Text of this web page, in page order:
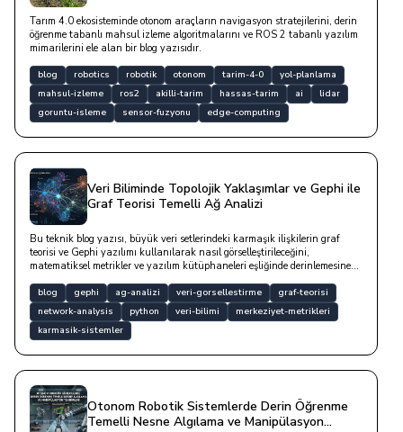
Tarım 4.0 ekosisteminde otonom araçların navigasyon stratejilerini, derin
öğrenme tabanlı mahsul izleme algoritmalarını ve ROS 2 tabanlı yazılım
mimarilerini ele alan bir blog yazısıdır.
blog robotics robotik otonom tarim-4-0
yol-planlama
mahsul-izleme
ros2 akilli-tarim hassas-tarim ai
lidar
goruntu-isleme
sensor-fuzyonu edge-computing
Veri Biliminde Topolojik Yaklaşımlar ve Gephi ile
Graf Teorisi Temelli Ağ Analizi
Bu teknik blog yazısı, büyük veri setlerindeki karmaşık ilişkilerin graf
teorisi ve Gephi yazılımı kullanılarak nasıl görselleştirileceğini,
matematiksel metrikler ve yazılım kütüphaneleri eşliğinde derinlemesine
blog gephi ag-analizi veri-gorsellestirme
graf-teorisi
network-analysis
python veri-bilimi
merkeziyet-metrikleri
karmasik-sistemler
Otonom Robotik Sistemlerde Derin Öğrenme
Temelli Nesne Algılama ve Manipülasyon